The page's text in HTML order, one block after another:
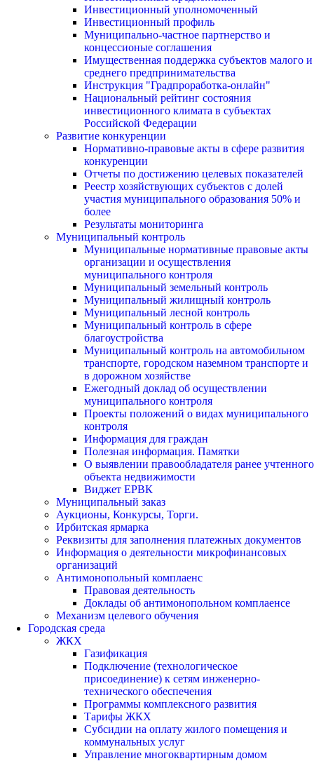
Инвестиционный уполномоченный
Инвестиционный профиль
Муниципально-частное партнерство и
концессионые соглашения
Имущественная поддержка субъектов малого и
среднего предпринимательства
Инструкция "Градпроработка-онлайн"
Национальный рейтинг состояния
инвестиционного климата в субъектах
Российской Федерации
Развитие конкуренции
Нормативно-правовые акты в сфере развития
конкуренции
Отчеты по достижению целевых показателей
Реестр хозяйствующих субъектов с долей
участия муниципального образования 50% и
более
Результаты мониторинга
Муниципальный контроль
Муниципальные нормативные правовые акты
организации и осуществления
муниципального контроля
Муниципальный земельный контроль
Муниципальный жилищный контроль
Муниципальный лесной контроль
Муниципальный контроль в сфере
благоустройства
Муниципальный контроль на автомобильном
транспорте, городском наземном транспорте и
в дорожном хозяйстве
Ежегодный доклад об осуществлении
муниципального контроля
Проекты положений о видах муниципального
контроля
Информация для граждан
Полезная информация. Памятки
О выявлении правообладателя ранее учтенного
объекта недвижимости
Виджет ЕРВК
Муниципальный заказ
Аукционы, Конкурсы, Торги.
Ирбитская ярмарка
Реквизиты для заполнения платежных документов
Информация о деятельности микрофинансовых
организаций
Антимонопольный комплаенс
Правовая деятельность
Доклады об антимонопольном комплаенсе
Механизм целевого обучения
Городская среда
ЖКХ
Газификация
Подключение (технологическое
присоединение) к сетям инженерно-
технического обеспечения
Программы комплексного развития
Тарифы ЖКХ
Субсидии на оплату жилого помещения и
коммунальных услуг
Управление многоквартирным домом